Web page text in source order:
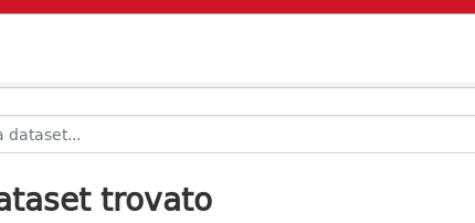
trovato